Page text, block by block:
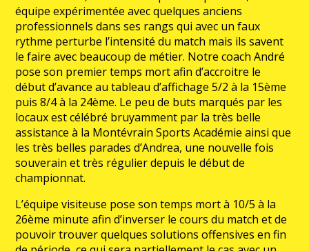
équipe expérimentée avec quelques anciens
professionnels dans ses rangs qui avec un faux
rythme perturbe l’intensité du match mais ils savent
le faire avec beaucoup de métier. Notre coach André
pose son premier temps mort afin d’accroitre le
début d’avance au tableau d’affichage 5/2 à la 15ème
puis 8/4 à la 24ème. Le peu de buts marqués par les
locaux est célébré bruyamment par la très belle
assistance à la Montévrain Sports Académie ainsi que
les très belles parades d’Andrea, une nouvelle fois
souverain et très régulier depuis le début de
championnat.
L’équipe visiteuse pose son temps mort à 10/5 à la
26ème minute afin d’inverser le cours du match et de
pouvoir trouver quelques solutions offensives en fin